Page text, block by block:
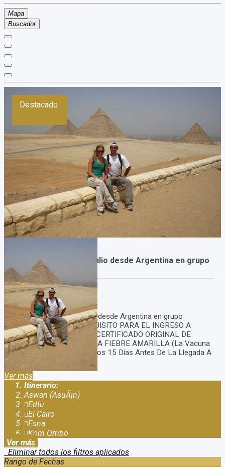
Mapa
Buscador
Destacado
Paquete a Egipto en Julio desde Argentina en grupo
Duración:
12Días10Noches
Paquete a Egipto en Julio desde Argentina en grupo
RECORDAR QUE ES REQUISITO PARA EL INGRESO A
EGIPTO PRESENTAR EL CERTIFICADO ORIGINAL DE
VACUNACION CONTRA LA FIEBRE AMARILLA (La Vacuna
Debe Ser Aplicada Al Menos 15 Días Antes De La Llegada A
Destino). Va detallado el...
Ver más
Itinerario:
Aswan (AsuÃ¡n)
Edfu
El Cairo
Esna
Kom Ombo
Ver más
Eliminar todos los filtros aplicados
Rango de Fechas